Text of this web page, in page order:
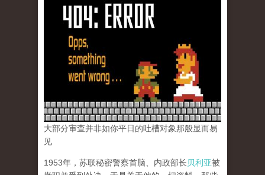
大部分审查并非如你平日的吐槽对象那般显而易
见
1953年，苏联秘密警察首脑、内政部长贝利亚被